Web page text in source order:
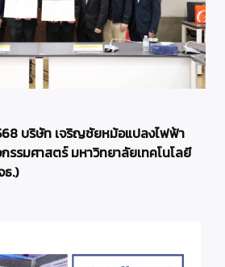
บริษัท เจริญชัยหม้อแปลงไฟฟ้า
รรมศาสตร์ มหาวิทยาลัยเทคโนโลยี
ธ.)